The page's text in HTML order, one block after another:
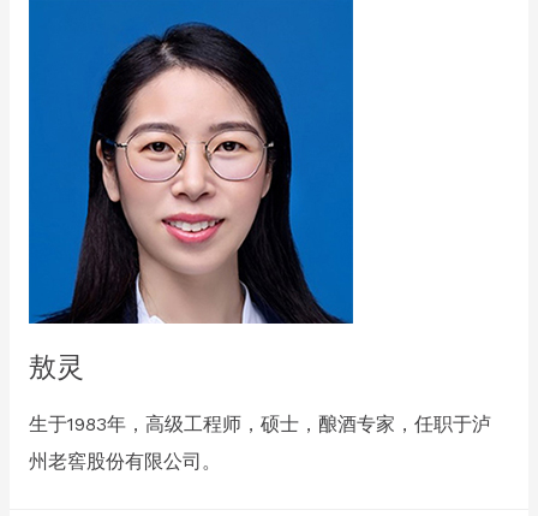
敖灵
生于1983年，高级工程师，硕士，酿酒专家，任职于泸
州老窖股份有限公司。